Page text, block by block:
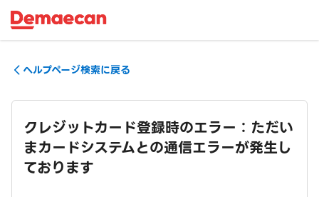
ヘルプページ検索に戻る
クレジットカード登録時のエラー：ただい
まカードシステムとの通信エラーが発生し
ております